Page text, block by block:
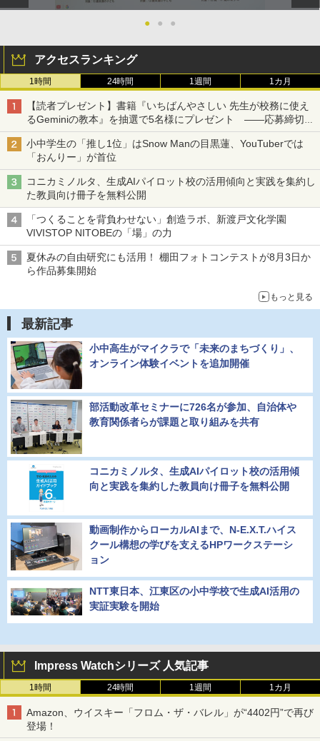
● ● ●
アクセスランキング
1時間 24時間 1週間 1カ月
【読者プレゼント】書籍『いちばんやさしい 先生が校務に使え
るGeminiの教本』を抽選で5名様にプレゼント ――応募締切は
2026年8月12日（水）まで
小中学生の「推し1位」はSnow Manの目黒蓮、YouTuberでは
「おんりー」が首位
コニカミノルタ、生成AIパイロット校の活用傾向と実践を集約し
た教員向け冊子を無料公開
「つくることを背負わせない」創造ラボ、新渡戸文化学園
VIVISTOP NITOBEの「場」の力
夏休みの自由研究にも活用！ 棚田フォトコンテストが8月3日か
ら作品募集開始
もっと見る
最新記事
小中高生がマイクラで「未来のまちづくり」、
オンライン体験イベントを追加開催
部活動改革セミナーに726名が参加、自治体や
教育関係者らが課題と取り組みを共有
コニカミノルタ、生成AIパイロット校の活用傾
向と実践を集約した教員向け冊子を無料公開
動画制作からローカルAIまで、N-E.X.T.ハイス
クール構想の学びを支えるHPワークステーシ
ョン
NTT東日本、江東区の小中学校で生成AI活用の
実証実験を開始
Impress Watchシリーズ 人気記事
1時間 24時間 1週間 1カ月
Amazon、ウイスキー「フロム・ザ・バレル」が“4402円”で再び
登場！